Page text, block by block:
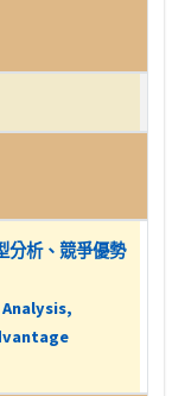
分析、競爭優勢